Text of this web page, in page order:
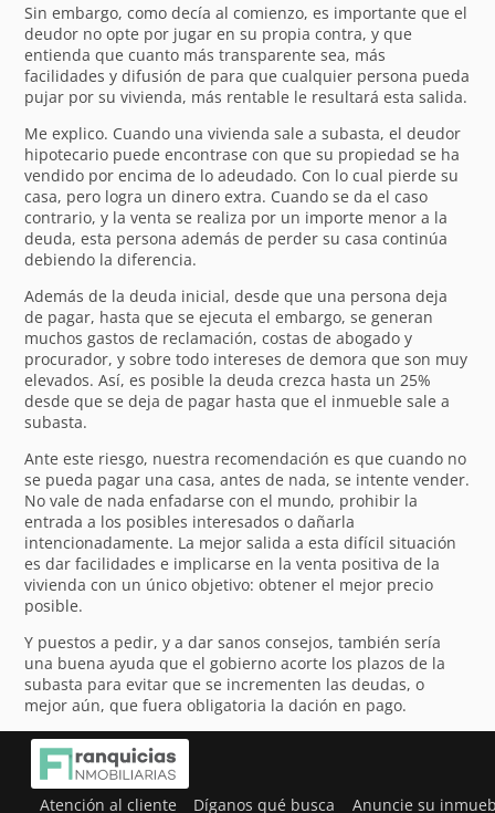
Sin embargo, como decía al comienzo, es importante que el
deudor no opte por jugar en su propia contra, y que
entienda que cuanto más transparente sea, más
facilidades y difusión de para que cualquier persona pueda
pujar por su vivienda, más rentable le resultará esta salida.
Me explico. Cuando una vivienda sale a subasta, el deudor
hipotecario puede encontrase con que su propiedad se ha
vendido por encima de lo adeudado. Con lo cual pierde su
casa, pero logra un dinero extra. Cuando se da el caso
contrario, y la venta se realiza por un importe menor a la
deuda, esta persona además de perder su casa continúa
debiendo la diferencia.
Además de la deuda inicial, desde que una persona deja
de pagar, hasta que se ejecuta el embargo, se generan
muchos gastos de reclamación, costas de abogado y
procurador, y sobre todo intereses de demora que son muy
elevados. Así, es posible la deuda crezca hasta un 25%
desde que se deja de pagar hasta que el inmueble sale a
subasta.
Ante este riesgo, nuestra recomendación es que cuando no
se pueda pagar una casa, antes de nada, se intente vender.
No vale de nada enfadarse con el mundo, prohibir la
entrada a los posibles interesados o dañarla
intencionadamente. La mejor salida a esta difícil situación
es dar facilidades e implicarse en la venta positiva de la
vivienda con un único objetivo: obtener el mejor precio
posible.
Y puestos a pedir, y a dar sanos consejos, también sería
una buena ayuda que el gobierno acorte los plazos de la
subasta para evitar que se incrementen las deudas, o
mejor aún, que fuera obligatoria la dación en pago.
Atención al cliente Díganos qué busca Anuncie su